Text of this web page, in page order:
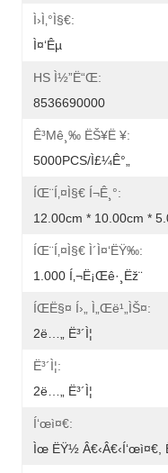
Ì›ì‚°ì§€:
Ì¤‘êµ­
HS Ì½”ë“œ:
8536690000
Ê³µê¸‰ ËŠ¥ë ¥:
5000PCS/ì£¼ê°„
ÍŒ¨í‚¤ì§€ Í¬ê¸°:
12.00cm * 10.00cm *
ÍŒ¨í‚¤ì§€ Ì´ì¤‘ëŸ‰:
1.000 Í‚¬ë¡œê·¸ëž¨
ÍŒë§¤ Í›„ Ì„œë¹„ìŠ¤:
2ë…„ Ë³´ì¦
Ë³´ì¦:
2ë…„ Ë³´ì¦
Í‘œì¤€:
Ìœ ËŸ½ Â€‹â€‹í‘œì¤€,